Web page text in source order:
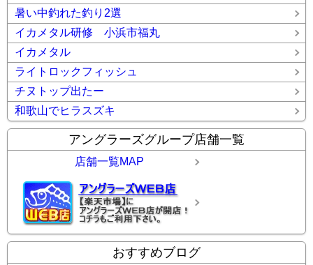
暑い中釣れた釣り2選
イカメタル研修 小浜市福丸
イカメタル
ライトロックフィッシュ
チヌトップ出たー
和歌山でヒラスズキ
アングラーズグループ店舗一覧
店舗一覧MAP
おすすめブログ